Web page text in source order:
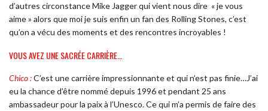
d’autres circonstance Mike Jagger qui vient nous dire «je vous
aime » alors que moi je suis enfin un fan des Rolling Stones, c’est
qu’on a vécu des moments et des rencontres incroyables !
VOUS AVEZ UNE SACRÉE CARRIÈRE…
Chico :C’est une carrière impressionnante et qui n’est pas finie…J’ai
eu la chance d’être nommé depuis 1996 et pendant 25 ans
ambassadeur pour la paix à l’Unesco. Ce qui m’a permis de faire des